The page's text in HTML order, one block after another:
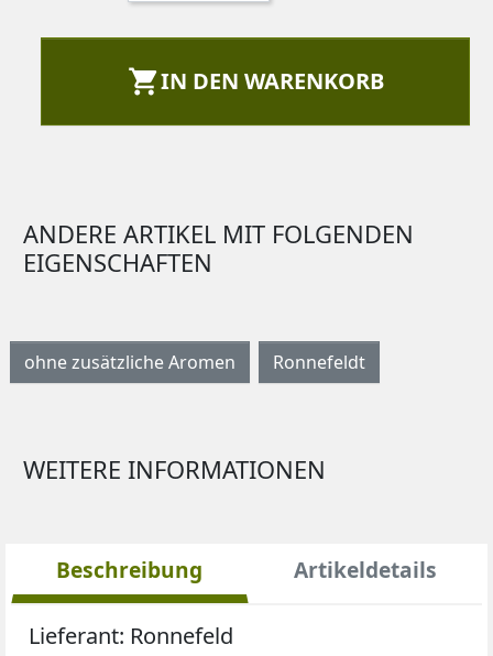
IN DEN WARENKORB
ANDERE ARTIKEL MIT FOLGENDEN
EIGENSCHAFTEN
ohne zusätzliche Aromen Ronnefeldt
WEITERE INFORMATIONEN
Beschreibung Artikeldetails
Lieferant: Ronnefeld